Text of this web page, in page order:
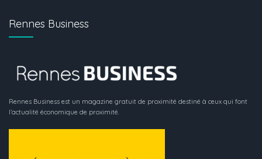
Rennes Business
Rennes Business est un magazine gratuit de proximité destiné à ceux qui font
l’actualité économique de proximité.